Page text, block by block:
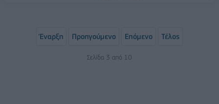
Έναρξη Προηγούμενο Επόμενο Τέλος
Σελίδα 3 από 10